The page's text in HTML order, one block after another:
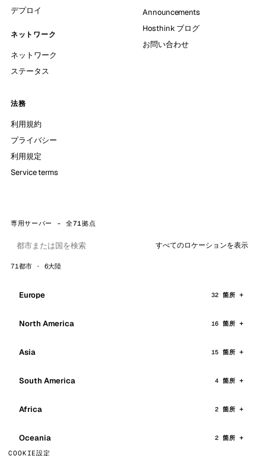
デプロイ
ネットワーク
ネットワーク
ステータス
Announcements
Hosthink ブログ
お問い合わせ
法務
利用規約
プライバシー
利用規定
Service terms
専用サーバー - 全71拠点
すべてのロケーションを表示
71都市 · 6大陸
Europe 32 箇所
North America 16 箇所
Asia 15 箇所
South America 4 箇所
Africa 2 箇所
Oceania 2 箇所
COOKIE設定